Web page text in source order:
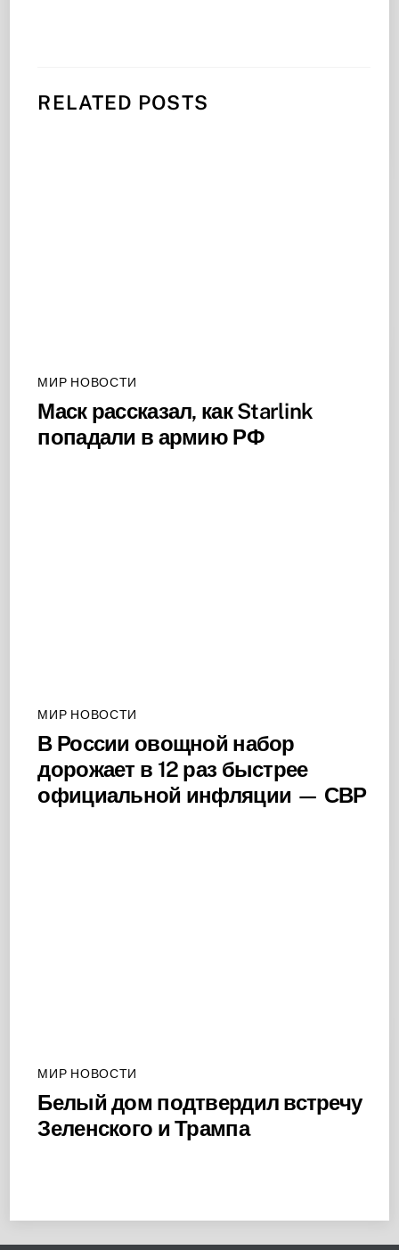
RELATED POSTS
МИР НОВОСТИ
Маск рассказал, как Starlink
попадали в армию РФ
МИР НОВОСТИ
В России овощной набор
дорожает в 12 раз быстрее
официальной инфляции — СВР
МИР НОВОСТИ
Белый дом подтвердил встречу
Зеленского и Трампа